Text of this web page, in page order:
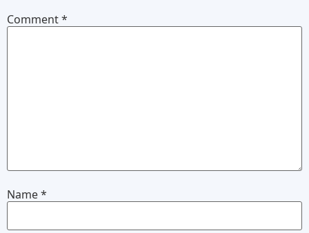
Comment*
Name*